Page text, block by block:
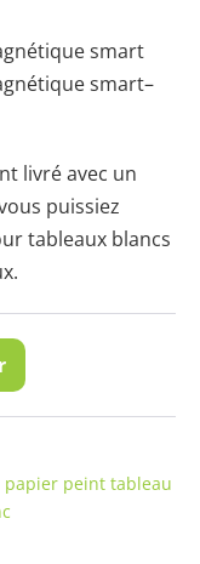
smart
smart–
livré avec un
puissiez
tableaux blancs
papier peint tableau